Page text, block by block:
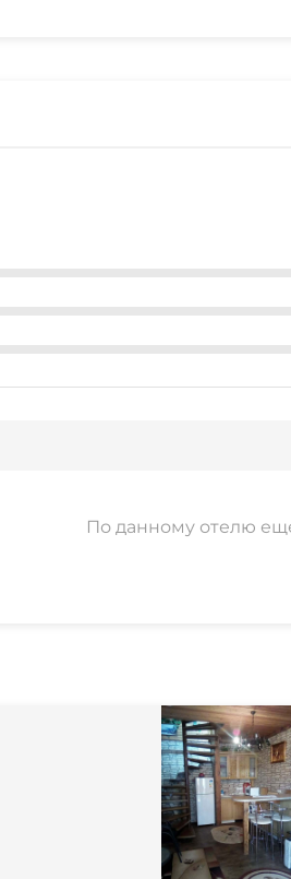
По данному отелю